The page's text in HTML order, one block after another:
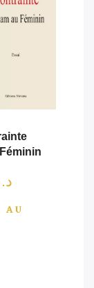
AU